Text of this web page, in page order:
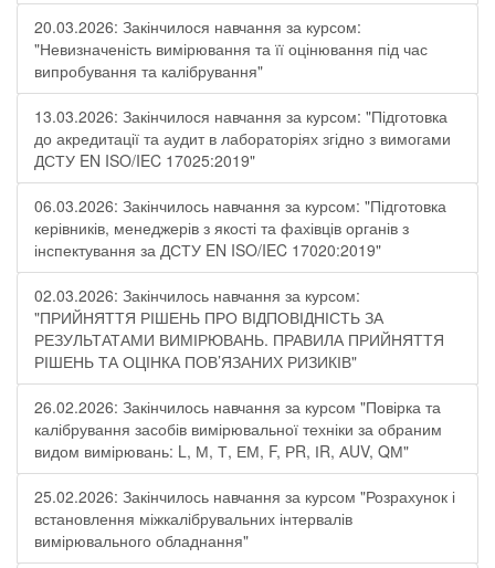
20.03.2026: Закінчилося навчання за курсом:
"Невизначеність вимірювання та її оцінювання під час
випробування та калібрування"
13.03.2026: Закінчилося навчання за курсом: "Підготовка
до акредитації та аудит в лабораторіях згідно з вимогами
ДСТУ EN ISO/IEC 17025:2019"
06.03.2026: Закінчилось навчання за курсом: "Підготовка
керівників, менеджерів з якості та фахівців органів з
інспектування за ДСТУ EN ISO/IEC 17020:2019"
02.03.2026: Закінчилось навчання за курсом:
"ПРИЙНЯТТЯ РІШЕНЬ ПРО ВІДПОВІДНІСТЬ ЗА
РЕЗУЛЬТАТАМИ ВИМІРЮВАНЬ. ПРАВИЛА ПРИЙНЯТТЯ
РІШЕНЬ ТА ОЦІНКА ПОВ’ЯЗАНИХ РИЗИКІВ"
26.02.2026: Закінчилось навчання за курсом "Повірка та
калібрування засобів вимірювальної техніки за обраним
видом вимірювань: L, М, Т, ЕМ, F, РR, ІR, АUV, QМ"
25.02.2026: Закінчилось навчання за курсом "Розрахунок і
встановлення міжкалібрувальних інтервалів
вимірювального обладнання"